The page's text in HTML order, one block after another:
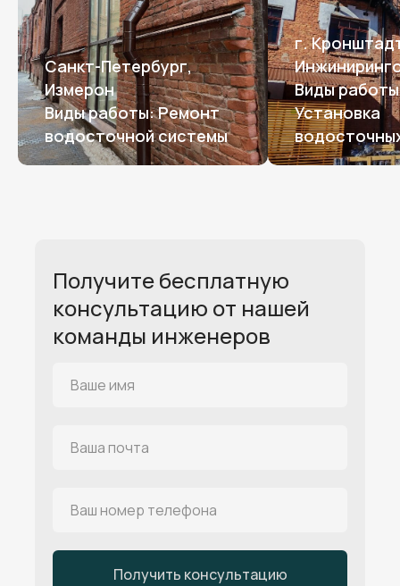
Санкт-Петербург,
Измерон
Виды работы: Ремонт
водосточной системы
г.
Виды
Установка
Получите бесплатную
консультацию от нашей
команды инженеров
Получить консультацию